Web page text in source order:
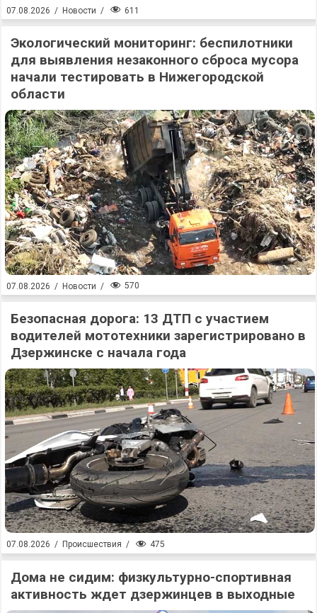
07.08.2026 / Новости / 611
Экологический мониторинг: беспилотники
для выявления незаконного сброса мусора
начали тестировать в Нижегородской
области
07.08.2026 / Новости / 570
Безопасная дорога: 13 ДТП с участием
водителей мототехники зарегистрировано в
Дзержинске с начала года
07.08.2026 / Происшествия / 475
Дома не сидим: физкультурно-спортивная
активность ждет дзержинцев в выходные